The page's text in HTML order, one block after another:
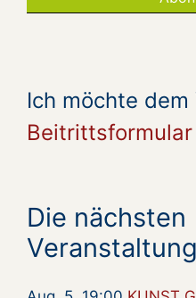
Ich möchte
Beitrittsformular
Die nächsten